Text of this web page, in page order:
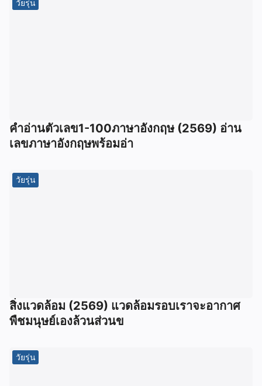
วัยรุ่น
คำอ่านตัวเลข1-100ภาษาอังกฤษ (2569) อ่าน
เลขภาษาอังกฤษพร้อมอ่า
วัยรุ่น
สิ่งแวดล้อม (2569) แวดล้อมรอบเราจะอากาศ
พืชมนุษย์เองล้วนส่วนข
วัยรุ่น